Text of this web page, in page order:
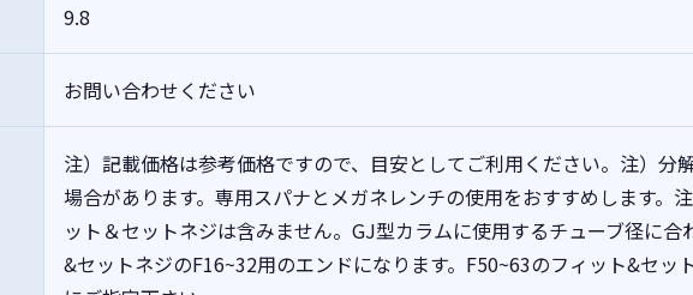
9.8
お問い合わせください
注）記載価格は参考価格ですので、目安としてご利用ください。注）分
場合があります。専用スパナとメガネレンチの使用をおすすめします。
ット＆セットネジは含みません。GJ型カラムに使用するチューブ径に
&セットネジのF16~32用のエンドになります。F50~63のフィット&セッ